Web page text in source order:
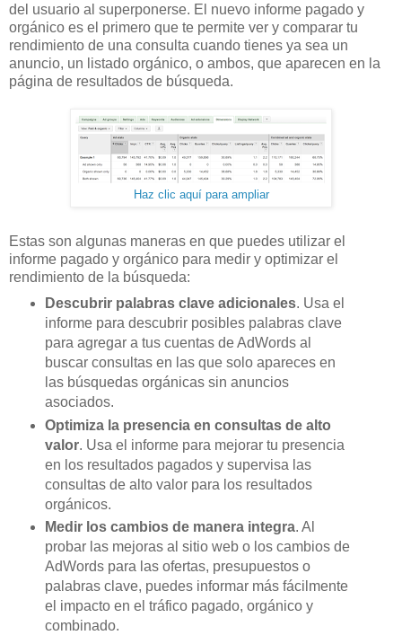
del usuario al superponerse. El nuevo informe pagado y
orgánico es el primero que te permite ver y comparar tu
rendimiento de una consulta cuando tienes ya sea un
anuncio, un listado orgánico, o ambos, que aparecen en la
página de resultados de búsqueda.
Haz clic aquí para ampliar
Estas son algunas maneras en que puedes utilizar el
informe pagado y orgánico para medir y optimizar el
rendimiento de la búsqueda:
Descubrir palabras clave adicionales. Usa el
informe para descubrir posibles palabras clave
para agregar a tus cuentas de AdWords al
buscar consultas en las que solo apareces en
las búsquedas orgánicas sin anuncios
asociados.
Optimiza la presencia en consultas de alto
valor. Usa el informe para mejorar tu presencia
en los resultados pagados y supervisa las
consultas de alto valor para los resultados
orgánicos.
Medir los cambios de manera integra. Al
probar las mejoras al sitio web o los cambios de
AdWords para las ofertas, presupuestos o
palabras clave, puedes informar más fácilmente
el impacto en el tráfico pagado, orgánico y
combinado.